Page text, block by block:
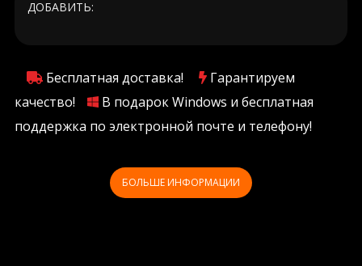
ДОБАВИТЬ:
Бесплатная доставка!
Гарантируем
качество!
В подарок Windows и бесплатная
поддержка по электронной почте и телефону!
БОЛЬШЕ ИНФОРМАЦИИ